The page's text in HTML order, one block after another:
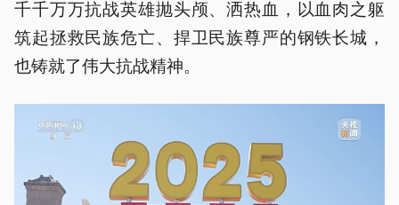
千千万万抗战英雄抛头颅、洒热血，以血肉之躯
筑起拯救民族危亡、捍卫民族尊严的钢铁长城，
也铸就了伟大抗战精神。